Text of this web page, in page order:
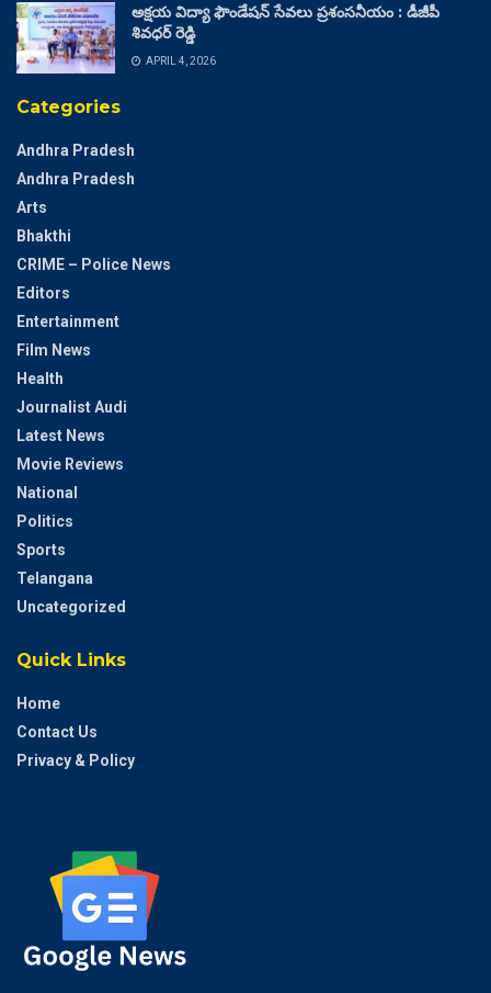
అక్షయ విద్యా ఫౌండేషన్ సేవలు ప్రశంసనీయం : డీజీపీ
శివధర్ రెడ్డి
APRIL 4, 2026
Categories
Andhra Pradesh
Andhra Pradesh
Arts
Bhakthi
CRIME – Police News
Editors
Entertainment
Film News
Health
Journalist Audi
Latest News
Movie Reviews
National
Politics
Sports
Telangana
Uncategorized
Quick Links
Home
Contact Us
Privacy & Policy